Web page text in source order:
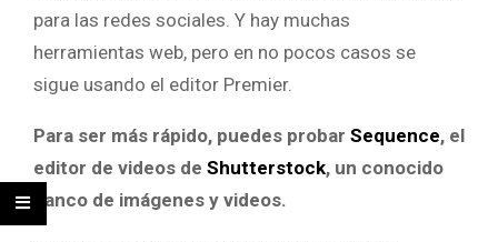
para las redes sociales. Y hay muchas
herramientas web, pero en no pocos casos se
sigue usando el editor Premier.
Para ser más rápido, puedes probar Sequence, el
editor de videos de Shutterstock, un conocido
banco de imágenes y videos.